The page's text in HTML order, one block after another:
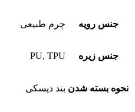
جنس رویه چرم طبیعی
جنس زیره PU, TPU
نحوه بسته شدن بند دیسکی